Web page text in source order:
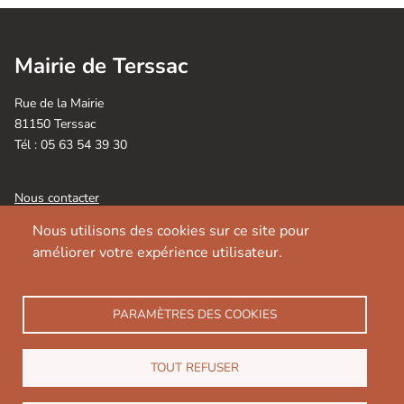
Nous utilisons des cookies sur ce site pour
améliorer votre expérience utilisateur.
PARAMÈTRES DES COOKIES
TOUT REFUSER
Mairie de Terssac
Rue de la Mairie
81150 Terssac
Tél : 05 63 54 39 30
Nous contacter
Horaires d’ouverture :
Lundi, Mardi, Mercredi, Jeudi et Vendredi : 8h30 / 12h30
05 63 54 39 30